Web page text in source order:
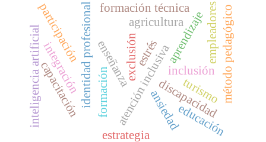
formaciónatención inclusiva
identidad profesionalenseñanza aprendizaje
inclusión
exclusión
discapacidad
capacitación
inteligencia artificial estrés
ansiedad
método pedagógico
agricultura
formación técnica
turismo
educación
integración
participación empleadores
estrategia